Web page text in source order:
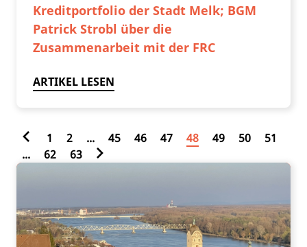
Kreditportfolio der Stadt Melk; BGM
Patrick Strobl über die
Zusammenarbeit mit der FRC
ARTIKEL LESEN
1 2 ... 45 46 47 48 49 50
51
...
62 63